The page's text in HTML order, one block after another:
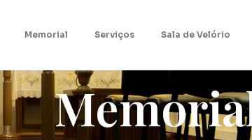
Memorial Serviços Sala de Velório